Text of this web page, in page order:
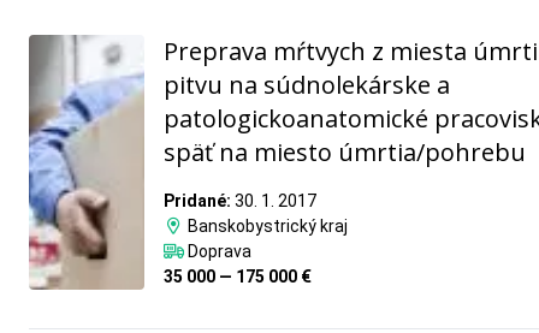
Preprava mŕtvych z miesta
pitvu na súdnolekárske a
patologickoanatomické
späť na miesto úmrtia/pohrebu
Pridané: 30. 1. 2017
Banskobystrický kraj
Doprava
35 000 — 175 000 €